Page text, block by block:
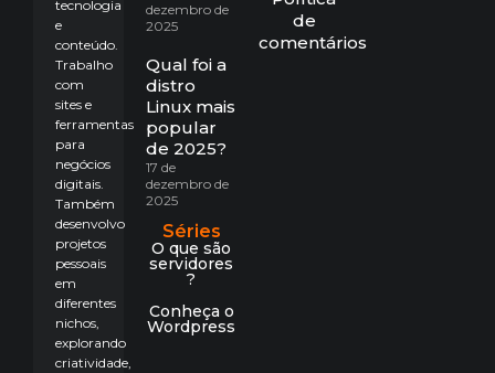
tecnologia
e
conteúdo.
Trabalho
com
sites e
ferramentas
para
negócios
digitais.
Também
desenvolvo
projetos
pessoais
em
diferentes
nichos,
explorando
criatividade,
dezembro de
2025
Qual foi a
distro
Linux mais
popular
de 2025?
17 de
dezembro de
2025
Séries
O que são
servidores
?
Conheça o
Wordpress
de
comentários